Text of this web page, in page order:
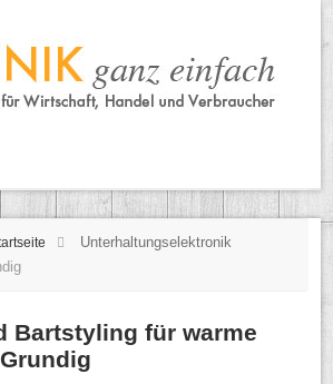
Unterhaltungselektronik
Bartstyling für warme